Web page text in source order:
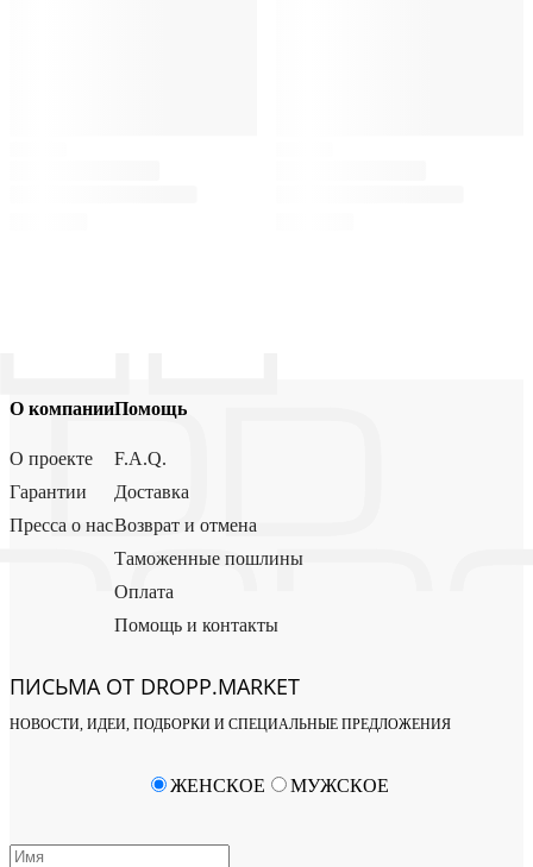
О компании
О проекте
Гарантии
Пресса о нас
Помощь
F.A.Q.
Доставка
Возврат и отмена
Таможенные пошлины
Оплата
Помощь и контакты
ПИСЬМА ОТ DROPP.MARKET
НОВОСТИ, ИДЕИ, ПОДБОРКИ И СПЕЦИАЛЬНЫЕ ПРЕДЛОЖЕНИЯ
ЖЕНСКОЕ МУЖСКОЕ